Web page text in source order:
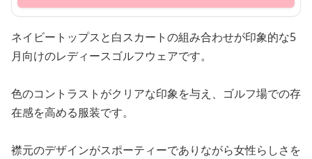
ネイビートップスと白スカートの組み合わせが印象的な5
月向けのレディースゴルフウェアです。
色のコントラストがクリアな印象を与え、ゴルフ場での存
在感を高める服装です。
襟元のデザインがスポーティーでありながら女性らしさを